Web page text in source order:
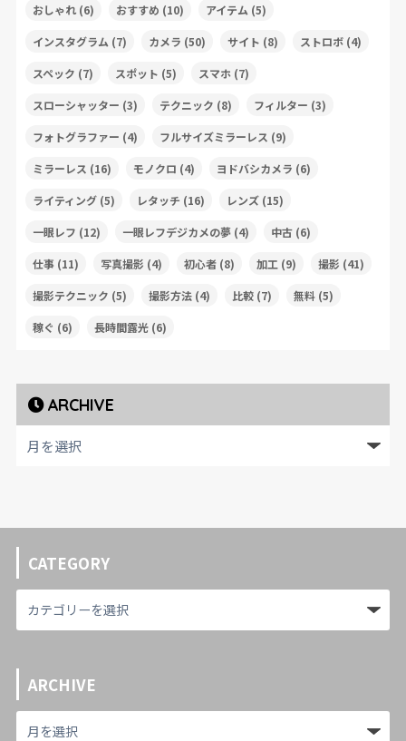
おしゃれ(6) おすすめ (10) アイテム (5)
インスタグラム (7) カメラ (50) サイト (8) ストロボ(4)
スペック (7) スポット (5) スマホ(7)
スローシャッター (3) テクニック (8) フィルター (3)
フォトグラファー (4) フルサイズミラーレス (9)
ミラーレス (16) モノクロ (4) ヨドバシカメラ (6)
ライティング(5) レタッチ (16) レンズ(15)
一眼レフ (12) 一眼レフデジカメの夢(4) 中古(6)
仕事(11) 写真撮影 (4) 初心者(8) 加工 (9) 撮影 (41)
撮影テクニック (5) 撮影方法(4) 比較(7) 無料(5)
稼ぐ (6) 長時間露光(6)
ARCHIVE
CATEGORY
ARCHIVE